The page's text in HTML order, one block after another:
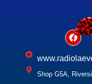
Shop G5A,